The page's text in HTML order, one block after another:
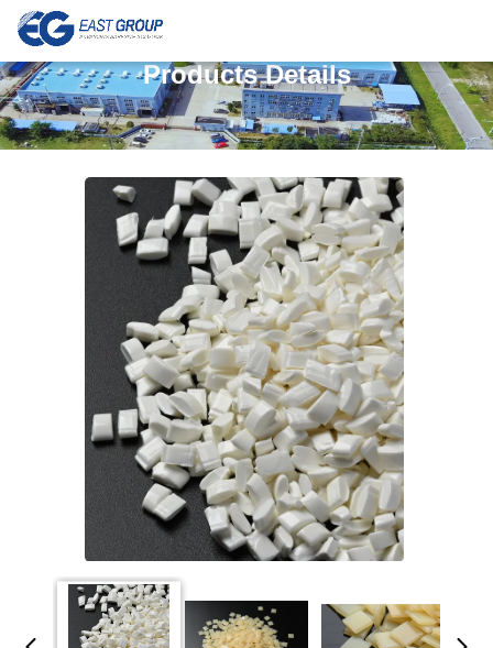
Products Details